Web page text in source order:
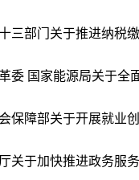
三部门关于推进纳税
委 国家能源局关于全
保障部关于开展就业
关于加快推进政务服